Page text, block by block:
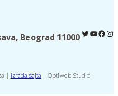
Beograd 11000 Twitter
| Izrada sajta – Optiweb Studio